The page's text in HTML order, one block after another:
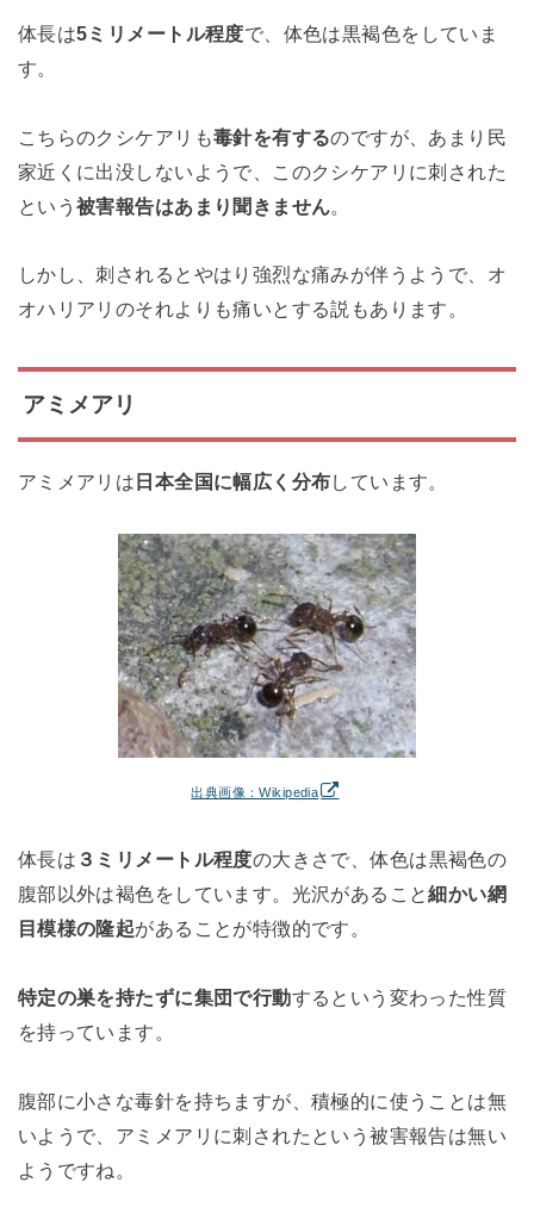
体長は5ミリメートル程度で、体色は黒褐色をしていま
す。
こちらのクシケアリも毒針を有するのですが、あまり民
家近くに出没しないようで、このクシケアリに刺された
という被害報告はあまり聞きません
しかし、刺されるとやはり強烈な痛みが伴うようで、オ
オハリアリのそれよりも痛いとする説もあります。
アミメアリ
アミメアリは 日本全国に幅広く分布しています。
出典画像：Wikipedia
体長は ３ミリメートル程度の大きさで、体色は黒褐色の
腹部以外は褐色をしています。光沢があること細かい網
目模様の隆起があることが特徴的です。
特定の巣を持たずに集団で行動するという変わった性質
を持っています。
腹部に小さな毒針を持ちますが、積極的に使うことは無
いようで、アミメアリに刺されたという被害報告は無い
ようですね。